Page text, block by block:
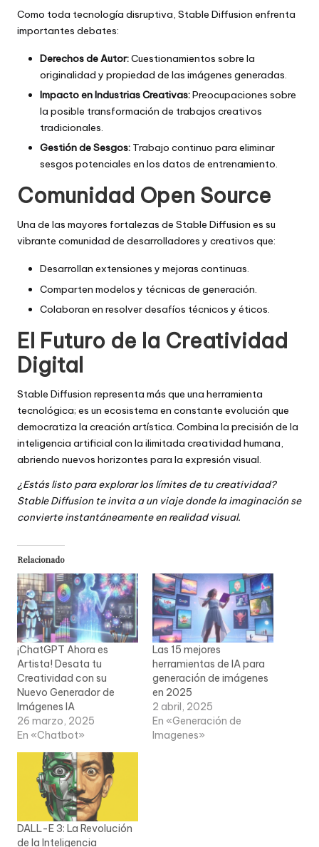
Como toda tecnología disruptiva, Stable Diffusion enfrenta
importantes debates:
Derechos de Autor:Cuestionamientos sobre la
originalidad y propiedad de las imágenes generadas.
Impacto en Industrias Creativas:Preocupaciones sobre
la posible transformación de trabajos creativos
tradicionales.
Gestión de Sesgos: Trabajo continuo para eliminar
sesgos potenciales en los datos de entrenamiento.
Comunidad Open Source
Una de las mayores fortalezas de Stable Diffusion es su
vibrante comunidad de desarrolladores y creativos que:
Desarrollan extensiones y mejoras continuas.
Comparten modelos y técnicas de generación.
Colaboran en resolver desafíos técnicos y éticos.
El Futuro de la Creatividad
Digital
Stable Diffusion representa más que una herramienta
tecnológica; es un ecosistema en constante evolución que
democratiza la creación artística. Combina la precisión de la
inteligencia artificial con la ilimitada creatividad humana,
abriendo nuevos horizontes para la expresión visual.
¿Estás listo para explorar los límites de tu creatividad?
Stable Diffusion te invita a un viaje donde la imaginación se
convierte instantáneamente en realidad visual.
Relacionado
¡ChatGPT Ahora es
Artista! Desata tu
Creatividad con su
Nuevo Generador de
Imágenes IA
26 marzo, 2025
En «Chatbot»
Las 15 mejores
herramientas de IA para
generación de imágenes
en 2025
2 abril, 2025
En «Generación de
Imagenes»
DALL-E 3: La Revolución
de la Inteligencia